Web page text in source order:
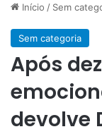
Início / Sem
Sem categoria
Após
devolve